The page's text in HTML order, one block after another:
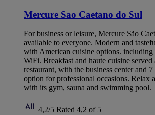
Mercure Sao Caetano do Sul
For business or leisure, Mercure São
available to everyone. Modern and
with American cuisine options.
WiFi. Breakfast and haute cuisine
restaurant, with the business center and
option for professional occasions. Relax
with its gym, sauna and swimming pool.
4,2/5 Rated 4,2 of 5